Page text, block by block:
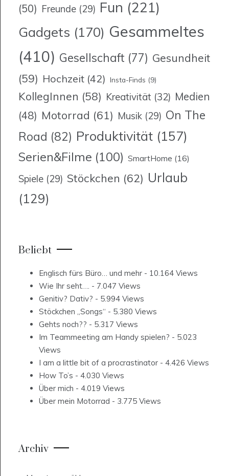
(50) Freunde (29) Fun (221)
Gadgets (170) Gesammeltes
(410) Gesellschaft (77) Gesundheit
(59) Hochzeit (42) Insta-Finds (9)
KollegInnen (58) Kreativität (32) Medien
(48) Motorrad (61) Musik (29) On The
Road (82) Produktivität (157)
Serien&Filme (100) SmartHome (16)
Spiele (29) Stöckchen (62) Urlaub
(129)
Beliebt
Englisch fürs Büro… und mehr - 10.164 Views
Wie Ihr seht…. - 7.047 Views
Genitiv? Dativ? - 5.994 Views
Stöckchen „Songs“ - 5.380 Views
Gehts noch?? - 5.317 Views
Im Teammeeting am Handy spielen? - 5.023
Views
I am a little bit of a procrastinator - 4.426 Views
How To’s - 4.030 Views
Über mich - 4.019 Views
Über mein Motorrad - 3.775 Views
Archiv